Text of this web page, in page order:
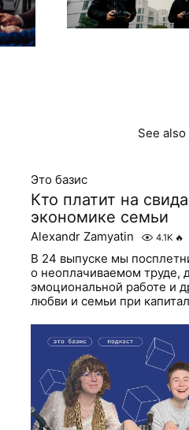
See
Это базис
Кто платит на
экономике семьи
Alexandr Zamyatin 4.1K 🔥
В 24 выпуске мы
о неоплачиваемом труде,
эмоциональной работе и
любви и семьи при